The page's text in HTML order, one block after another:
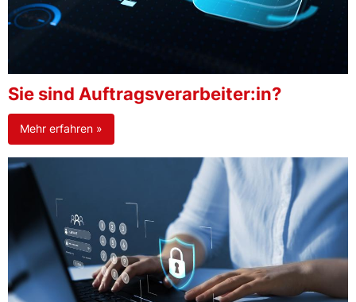
Sie sind Auftragsverarbeiter:in?
Mehr erfahren »